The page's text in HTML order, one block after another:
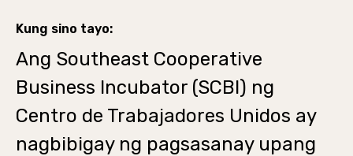
Kung sino tayo:
Ang Southeast Cooperative
Business Incubator (SCBI) ng
Centro de Trabajadores Unidos ay
nagbibigay ng pagsasanay upang